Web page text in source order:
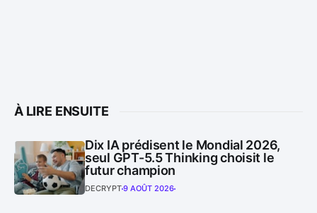
À LIRE ENSUITE
Dix IA prédisent le Mondial 2026,
seul GPT-5.5 Thinking choisit le
futur champion
DECRYPT9 AOÛT 2026